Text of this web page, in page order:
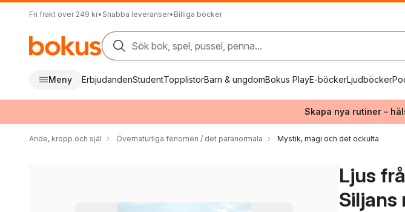
Fri frakt över 249 kr• Snabba leveranser• Billiga böcker
Sök bok, spel, pussel, penna...
Meny ErbjudandenStudentTopplistorBarn & ungdomBokus PlayE-böckerLjudböcker
Skapa nya rutiner –
Ande, kropp och själ Övernaturliga fenomen / det paranormala Mystik, magi och det ockulta
Ljus
Siljans